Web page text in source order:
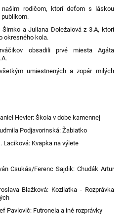
rodičom, ktorí deťom s láskou
publikom.
a Juliana Doležalová z 3.A, ktorí
okresného kola.
obsadili prvé miesta Agáta
umiestnených a zopár milých
Hevier: Škola v dobe kamennej
Podjavorinská: Žabiatko
Laciková: Kvapka na výlete
Csukás/Ferenc Sajdik: Chudák Artur
Blažková: Kozliatka - Rozprávka
Pavlovič: Futronela a iné rozprávky